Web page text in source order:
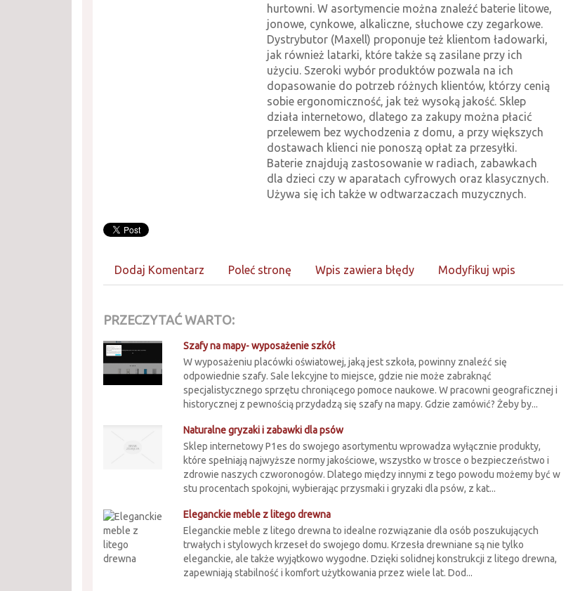
hurtowni. W asortymencie można znaleźć baterie litowe,
jonowe, cynkowe, alkaliczne, słuchowe czy zegarkowe.
Dystrybutor (Maxell) proponuje też klientom ładowarki,
jak również latarki, które także są zasilane przy ich
użyciu. Szeroki wybór produktów pozwala na ich
dopasowanie do potrzeb różnych klientów, którzy cenią
sobie ergonomiczność, jak też wysoką jakość. Sklep
działa internetowo, dlatego za zakupy można płacić
przelewem bez wychodzenia z domu, a przy większych
dostawach klienci nie ponoszą opłat za przesyłki.
Baterie znajdują zastosowanie w radiach, zabawkach
dla dzieci czy w aparatach cyfrowych oraz klasycznych.
Używa się ich także w odtwarzaczach muzycznych.
Dodaj Komentarz Poleć stronę Wpis zawiera błędy Modyfikuj wpis
PRZECZYTAĆ WARTO:
Szafy na mapy- wyposażenie szkół
W wyposażeniu placówki oświatowej, jaką jest szkoła, powinny znaleźć się
odpowiednie szafy. Sale lekcyjne to miejsce, gdzie nie może zabraknąć
specjalistycznego sprzętu chroniącego pomoce naukowe. W pracowni geograficznej i
historycznej z pewnością przydadzą się szafy na mapy. Gdzie zamówić? Żeby by...
Naturalne gryzaki i zabawki dla psów
Sklep internetowy P1es do swojego asortymentu wprowadza wyłącznie produkty,
które spełniają najwyższe normy jakościowe, wszystko w trosce o bezpieczeństwo i
zdrowie naszych czworonogów. Dlatego między innymi z tego powodu możemy być w
stu procentach spokojni, wybierając przysmaki i gryzaki dla psów, z kat...
Eleganckie meble z litego drewna
Eleganckie meble z litego drewna to idealne rozwiązanie dla osób poszukujących
trwałych i stylowych krzeseł do swojego domu. Krzesła drewniane są nie tylko
eleganckie, ale także wyjątkowo wygodne. Dzięki solidnej konstrukcji z litego drewna,
zapewniają stabilność i komfort użytkowania przez wiele lat. Dod...